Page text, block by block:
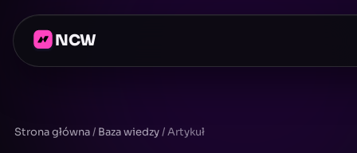
NCW
Strona główna/ Baza wiedzy/Artykuł